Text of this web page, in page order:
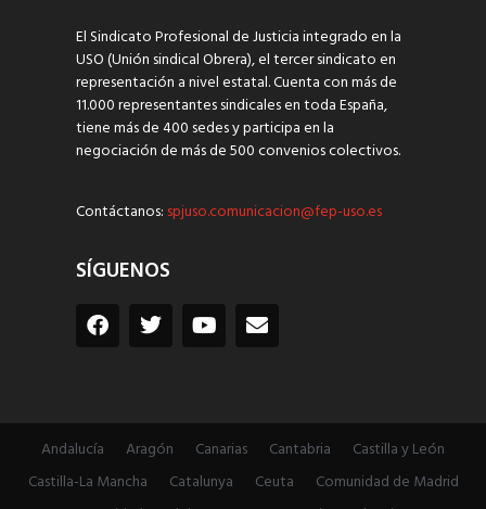
El Sindicato Profesional de Justicia integrado en la
USO (Unión sindical Obrera), el tercer sindicato en
representación a nivel estatal. Cuenta con más de
11.000 representantes sindicales en toda España,
tiene más de 400 sedes y participa en la
negociación de más de 500 convenios colectivos.
Contáctanos: spjuso.comunicacion@fep-uso.es
SÍGUENOS
Andalucía Aragón Canarias Cantabria
Castilla y León
Castilla-La Mancha
Catalunya Ceuta
Comunidad de Madrid